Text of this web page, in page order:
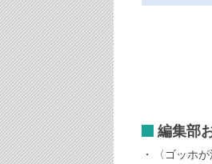
編集部
〈ゴッホ